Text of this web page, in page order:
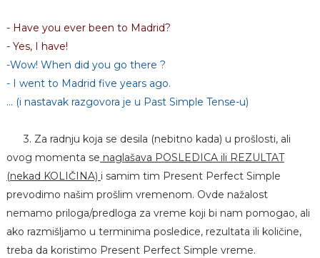
- Have you ever been to Madrid?
- Yes, I have!
-Wow! When did you go there ?
- I went to Madrid five years ago.
... (i nastavak razgovora je u Past Simple Tense-u)
3. Za radnju koja se desila (nebitno kada) u prošlosti, ali
ovog momenta se naglašava POSLEDICA ili REZULTAT
(nekad KOLIČINA) i samim tim Present Perfect Simple
prevodimo našim prošlim vremenom. Ovde nažalost
nemamo priloga/predloga za vreme koji bi nam pomogao, ali
ako razmišljamo u terminima posledice, rezultata ili količine,
treba da koristimo Present Perfect Simple vreme.